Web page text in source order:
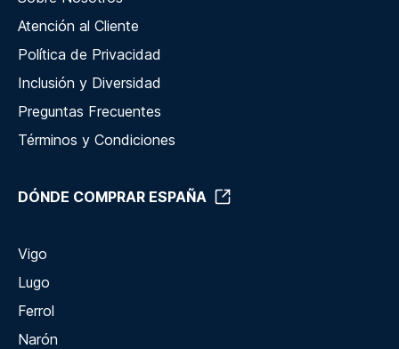
Atención al Cliente
Política de Privacidad
Inclusión y Diversidad
Preguntas Frecuentes
Términos y Condiciones
DÓNDE COMPRAR ESPAÑA
Vigo
Lugo
Ferrol
Narón